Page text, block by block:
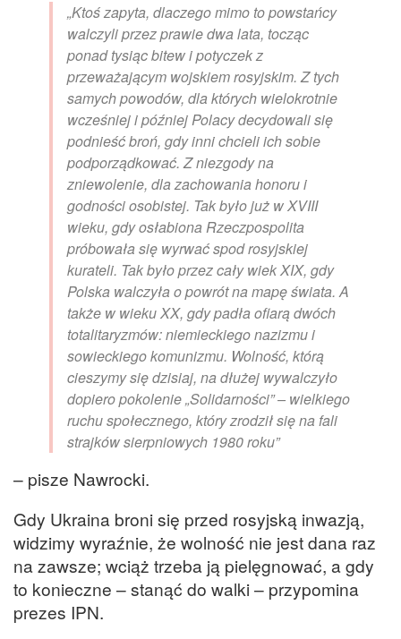
„Ktoś zapyta, dlaczego mimo to powstańcy
walczyli przez prawie dwa lata, tocząc
ponad tysiąc bitew i potyczek z
przeważającym wojskiem rosyjskim. Z tych
samych powodów, dla których wielokrotnie
wcześniej i później Polacy decydowali się
podnieść broń, gdy inni chcieli ich sobie
podporządkować. Z niezgody na
zniewolenie, dla zachowania honoru i
godności osobistej. Tak było już w XVIII
wieku, gdy osłabiona Rzeczpospolita
próbowała się wyrwać spod rosyjskiej
kurateli. Tak było przez cały wiek XIX, gdy
Polska walczyła o powrót na mapę świata. A
także w wieku XX, gdy padła ofiarą dwóch
totalitaryzmów: niemieckiego nazizmu i
sowieckiego komunizmu. Wolność, którą
cieszymy się dzisiaj, na dłużej wywalczyło
dopiero pokolenie „Solidarności” – wielkiego
ruchu społecznego, który zrodził się na fali
strajków sierpniowych 1980 roku”
– pisze Nawrocki.
Gdy Ukraina broni się przed rosyjską inwazją,
widzimy wyraźnie, że wolność nie jest dana raz
na zawsze; wciąż trzeba ją pielęgnować, a gdy
to konieczne – stanąć do walki – przypomina
prezes IPN.